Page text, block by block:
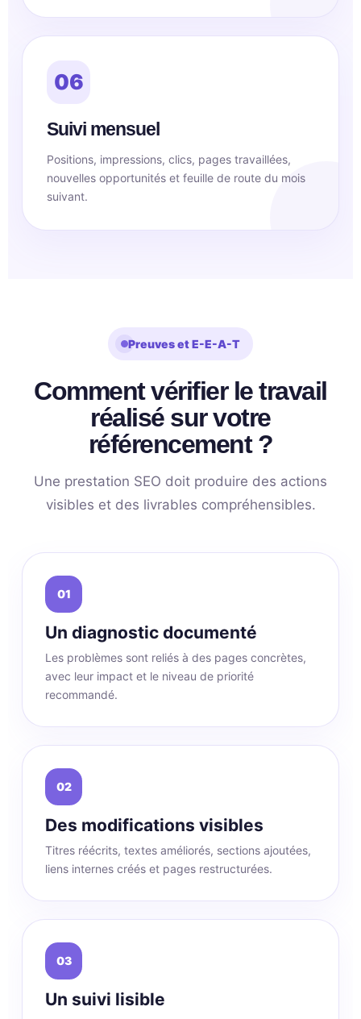
06
Suivi mensuel
Positions, impressions, clics, pages travaillées,
nouvelles opportunités et feuille de route du mois
suivant.
Preuves et E-E-A-T
Comment vérifier le travail
réalisé sur votre
référencement ?
Une prestation SEO doit produire des actions
visibles et des livrables compréhensibles.
01
Un diagnostic documenté
Les problèmes sont reliés à des pages concrètes,
avec leur impact et le niveau de priorité
recommandé.
02
Des modifications visibles
Titres réécrits, textes améliorés, sections ajoutées,
liens internes créés et pages restructurées.
03
Un suivi lisible